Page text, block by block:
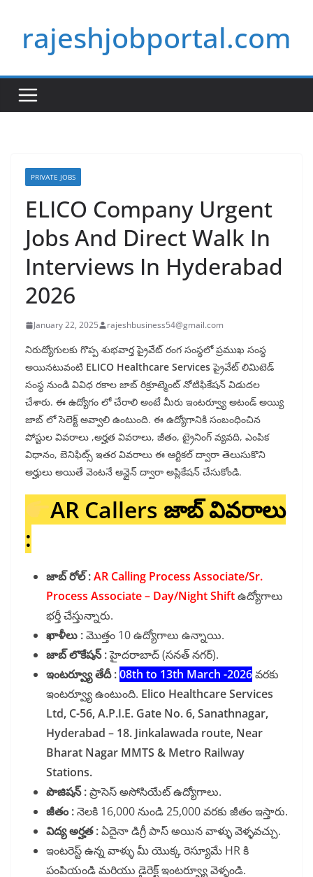
contentrajeshjobportal.com
PRIVATE JOBS
ELICO Company Urgent
Jobs And Direct Walk In
Interviews In Hyderabad
2026
January 22, 2025 rajeshbusiness54@gmail.com
నిరుద్యోగులకు గొప్ప శుభవార్త ప్రైవేట్ రంగ సంస్థలో ప్రముఖ సంస్థ
అయినటువంటి ELICO Healthcare Servicesప్రైవేట్ లిమిటెడ్
సంస్థ నుండి వివిధ రకాల జాబ్ రిక్రూట్మెంట్ నోటిఫికేషన్ విడుదల
చేశారు. ఈ ఉద్యోగం లో చేరాలి అంటే మీరు ఇంటర్వ్యూ అటండ్ అయ్యి
జాబ్ లో సెలెక్ట్ అవ్వాలి ఉంటుంది. ఈ ఉద్యోగానికి సంబంధించిన
పోస్టుల వివరాలు ,అర్హత వివరాలు, జీతం, ట్రైనింగ్ వ్యవది, ఎంపిక
విధానం, బెనిఫిట్స్ ఇతర వివరాలు ఈ ఆర్టికల్ ద్వారా తెలుసుకొని
అర్హులు అయితే వెంటనే ఆన్లైన్ ద్వారా అప్లికేషన్ చేసుకోండి.
AR Callers జాబ్ వివరాలు
:
జాబ్ రోల్ :AR Calling Process Associate/Sr.
Process Associate – Day/Night Shiftఉద్యోగాలు
భర్తీ చేస్తున్నారు.
ఖాళీలు :మొత్తం 10 ఉద్యోగాలు ఉన్నాయి.
జాబ్ లొకేషన్ :హైదరాబాద్ (సనత్ నగర్).
ఇంటర్వ్యూ తేదీ :08th to 13th March -2026వరకు
ఇంటర్వ్యూ ఉంటుంది. Elico Healthcare Services
Ltd, C-56, A.P.I.E. Gate No. 6, Sanathnagar,
Hyderabad – 18. Jinkalawada route, Near
Bharat Nagar MMTS & Metro Railway
Stations.
పొజిషన్ :ప్రాసెస్ అసోసియేట్ ఉద్యోగాలు.
జీతం :నెలకి 16,000 నుండి 25,000 వరకు జీతం ఇస్తారు.
విద్య అర్హత :ఏదైనా డిగ్రీ పాస్ అయిన వాళ్ళు వెళ్ళవచ్చు.
ఇంటరెస్ట్ ఉన్న వాళ్ళు మీ యొక్క రెస్యూమే HR కి
పంపియండి మరియు డైరెక్ట్ ఇంటర్వ్యూ వెళ్ళండి.